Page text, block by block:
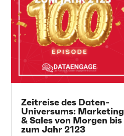
Zeitreise des Daten-
Universums: Marketing
& Sales von Morgen bis
zum Jahr 2123